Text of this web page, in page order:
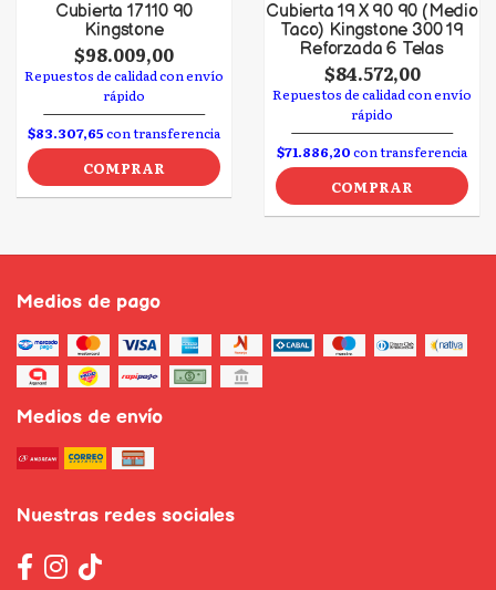
Cubierta 17 110 90
Kingstone
$98.009,00
Repuestos de calidad con envío
rápido
$83.307,65con transferencia
COMPRAR
Cubierta 19 X 90 90 (Medio
Taco) Kingstone 300 19
Reforzada 6 Telas
$84.572,00
Repuestos de calidad con envío
rápido
$71.886,20con transferencia
COMPRAR
Medios de pago
Medios de envío
Nuestras redes sociales